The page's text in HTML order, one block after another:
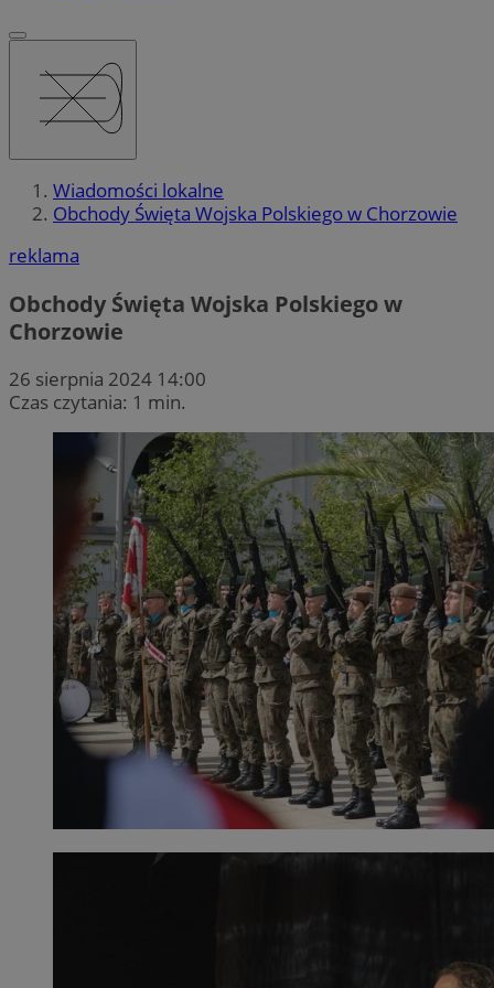
Wiadomości lokalne
Obchody Święta Wojska Polskiego w Chorzowie
reklama
Obchody Święta Wojska Polskiego w
Chorzowie
26 sierpnia 2024 14:00
Czas czytania: 1 min.